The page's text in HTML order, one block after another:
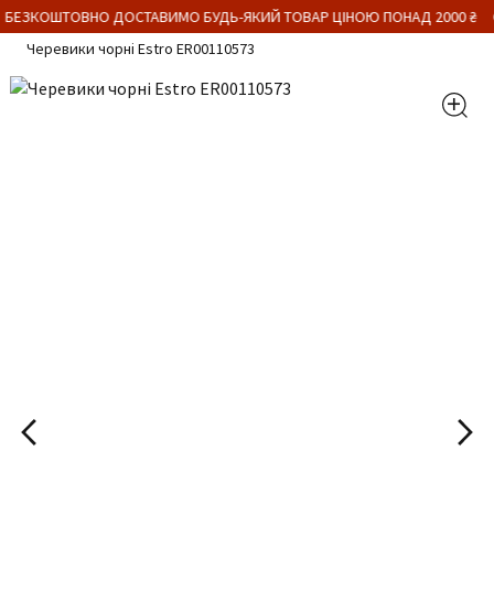
ДОСТАВИМО БУДЬ-ЯКИЙ ТОВАР ЦІНОЮ ПОНАД 2000 ₴
Черевики чорні Estro ER00110573